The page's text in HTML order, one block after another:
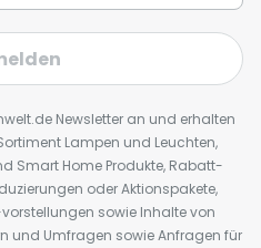
Newsletter an und erhalten
Lampen und Leuchten,
Smart Home Produkte, Rabatt-
oder Aktionspakete,
sowie Inhalte von
und Umfragen sowie Anfragen für